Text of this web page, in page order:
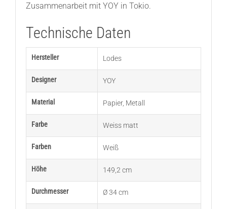
Zusammenarbeit mit YOY in Tokio.
Technische Daten
Hersteller Lodes
Designer YOY
Material Papier, Metall
Farbe Weiss matt
Farben Weiß
Höhe 149,2 cm
Durchmesser Ø 34 cm